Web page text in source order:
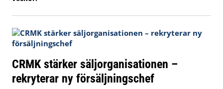
CRMK stärker säljorganisationen –
rekryterar ny försäljningschef